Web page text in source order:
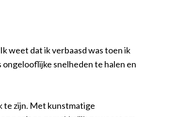
weet dat ik verbaasd was toen ik
snelheden te halen en
te zijn. Met kunstmatige